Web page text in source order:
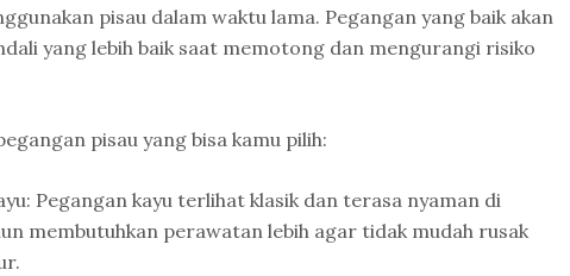
pisau dalam waktu lama. Pegangan yang baik akan
yang lebih baik saat memotong dan mengurangi risiko
pisau yang bisa kamu pilih:
Pegangan kayu terlihat klasik dan terasa nyaman di
membutuhkan perawatan lebih agar tidak mudah rusak